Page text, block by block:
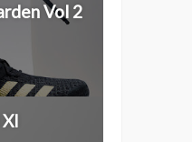
Vol 2